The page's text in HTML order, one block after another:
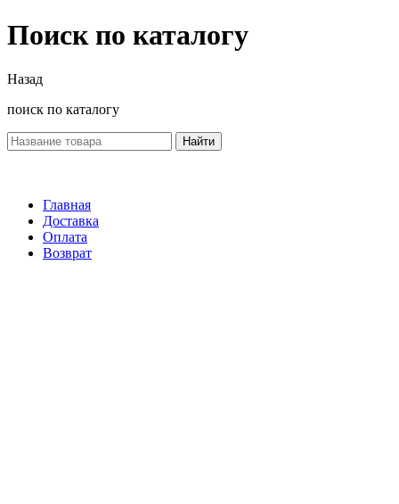
Поиск по каталогу
Назад
поиск по каталогу
Найти
Главная
Доставка
Оплата
Возврат